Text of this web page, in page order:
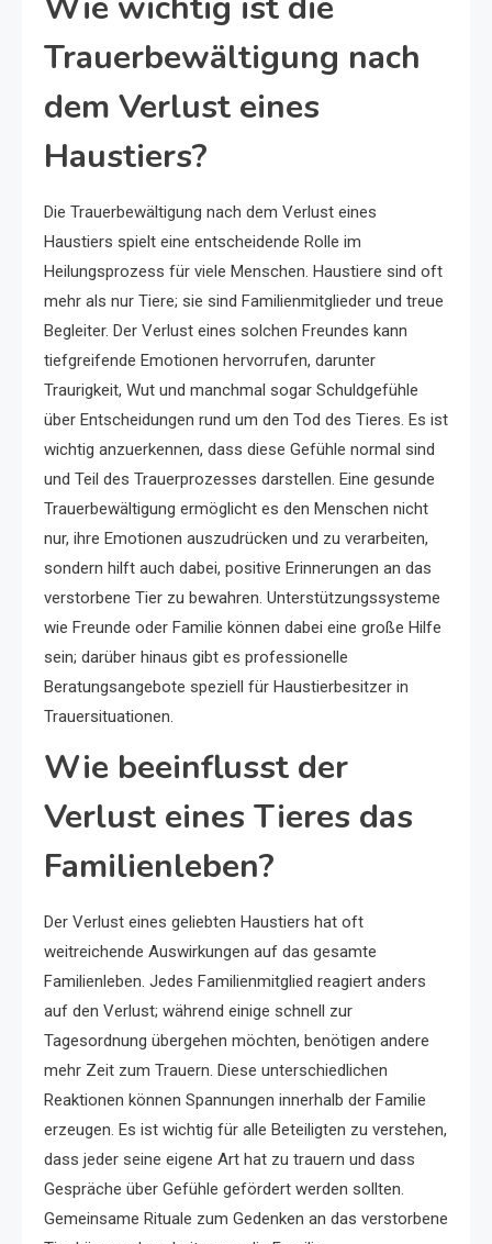
Trauerbewältigung nach
dem Verlust eines
Haustiers?
Die Trauerbewältigung nach dem Verlust eines
Haustiers spielt eine entscheidende Rolle im
Heilungsprozess für viele Menschen. Haustiere sind oft
mehr als nur Tiere; sie sind Familienmitglieder und treue
Begleiter. Der Verlust eines solchen Freundes kann
tiefgreifende Emotionen hervorrufen, darunter
Traurigkeit, Wut und manchmal sogar Schuldgefühle
über Entscheidungen rund um den Tod des Tieres. Es ist
wichtig anzuerkennen, dass diese Gefühle normal sind
und Teil des Trauerprozesses darstellen. Eine gesunde
Trauerbewältigung ermöglicht es den Menschen nicht
nur, ihre Emotionen auszudrücken und zu verarbeiten,
sondern hilft auch dabei, positive Erinnerungen an das
verstorbene Tier zu bewahren. Unterstützungssysteme
wie Freunde oder Familie können dabei eine große Hilfe
sein; darüber hinaus gibt es professionelle
Beratungsangebote speziell für Haustierbesitzer in
Trauersituationen.
Wie beeinflusst der
Verlust eines Tieres das
Familienleben?
Der Verlust eines geliebten Haustiers hat oft
weitreichende Auswirkungen auf das gesamte
Familienleben. Jedes Familienmitglied reagiert anders
auf den Verlust; während einige schnell zur
Tagesordnung übergehen möchten, benötigen andere
mehr Zeit zum Trauern. Diese unterschiedlichen
Reaktionen können Spannungen innerhalb der Familie
erzeugen. Es ist wichtig für alle Beteiligten zu verstehen,
dass jeder seine eigene Art hat zu trauern und dass
Gespräche über Gefühle gefördert werden sollten.
Gemeinsame Rituale zum Gedenken an das verstorbene